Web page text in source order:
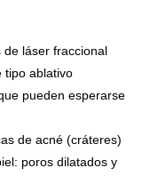
de láser fraccional
tipo ablativo
pueden esperarse
de acné (cráteres)
poros dilatados y